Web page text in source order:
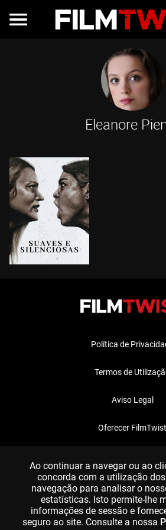
Eleanore
Política de
Termos de
Aviso Legal
Oferecer FilmTwist
Ao continuar a navegar ou ao
concorda com a utilização
navegação para analisar o
estatísticas. Isto permite-lhe
informações de sessão e
seguro ao site. Consulte a nossa